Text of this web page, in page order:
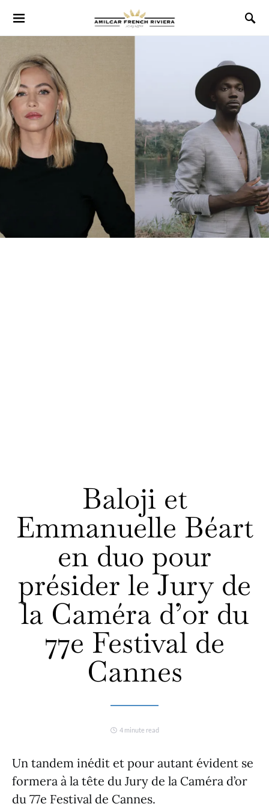
Baloji et
Emmanuelle Béart
en duo pour
présider le Jury de
la Caméra d’or du
77e Festival de
Cannes
4 minute read
Un tandem inédit et pour autant évident se
formera à la tête du Jury de la Caméra d’or
du 77e Festival de Cannes.